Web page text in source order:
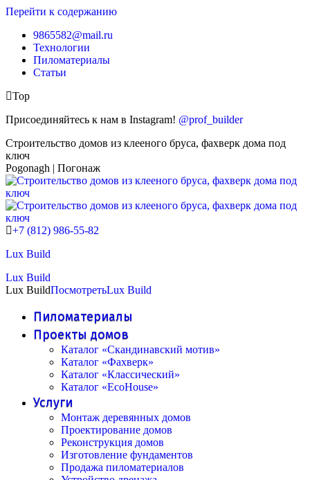
Перейти к содержанию
9865582@mail.ru
Технологии
Пиломатериалы
Статьи
Top
Присоединяйтесь к нам в Instagram! @prof_builder
Строительство домов из клееного бруса, фахверк дома под
ключ
Pogonagh | Погонаж
+7 (812) 986-55-82
Lux Build
Lux Build
Lux BuildПосмотретьLux Build
Пиломатериалы
Проекты домов
Каталог «Скандинавский мотив»
Каталог «Фахверк»
Каталог «Классический»
Каталог «EcoHouse»
Услуги
Монтаж деревянных домов
Проектирование домов
Реконструкция домов
Изготовление фундаментов
Продажа пиломатериалов